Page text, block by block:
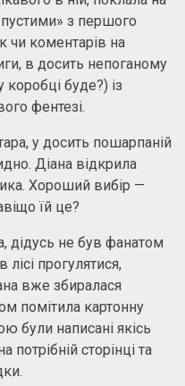
з першого
чи коментарів на
в досить непоганому
буде?) із
фентезі.
у досить пошарпаній
Діана відкрила
Хороший вибір —
їй це?
дідусь не був фанатом
прогулятися,
вже збиралася
помітила картонну
були написані якісь
потрібній сторінці та